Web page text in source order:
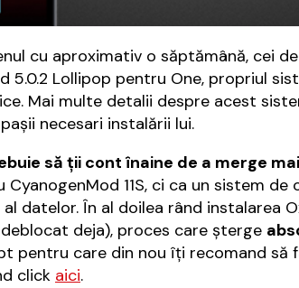
cu aproximativ o săptămână, cei
5.0.2 Lollipop pentru One, propriul
Mai multe detalii despre acest
necesari instalării lui.
să ții cont înaine de a merge
CyanogenMod 11S, ci ca un sistem
datelor. În al doilea rând instalarea
deja), proces care șterge
pentru care din nou îți recomand să
click aici.